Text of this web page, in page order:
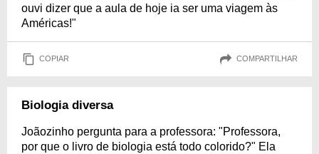
ouvi dizer que a aula de hoje ia ser uma viagem às
Américas!"
COPIAR COMPARTILHAR
Biologia diversa
Joãozinho pergunta para a professora: "Professora,
por que o livro de biologia está todo colorido?" Ela